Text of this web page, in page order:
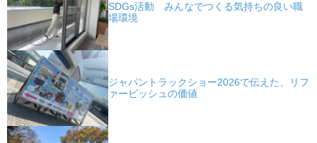
SDGs活動 みんなでつくる気持ちの良い職
場環境
ジャパントラックショー2026で伝えた、リフ
ァービッシュの価値